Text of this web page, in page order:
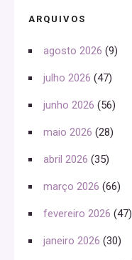
ARQUIVOS
agosto 2026 (9)
julho 2026 (47)
junho 2026 (56)
maio 2026 (28)
abril 2026 (35)
março 2026 (66)
fevereiro 2026 (47)
janeiro 2026 (30)